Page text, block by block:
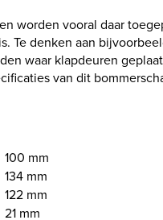
worden vooral daar
Te denken aan
waar klapdeuren
van dit
100 mm
134 mm
122 mm
21 mm